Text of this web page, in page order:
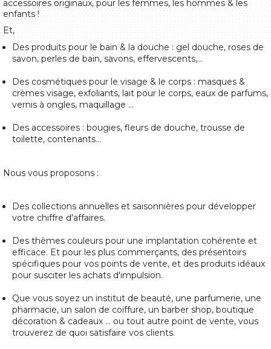
accessoires originaux, pour les femmes, les hommes & les
enfants !
Et,
Des produits pour le bain & la douche : gel douche, roses de
savon, perles de bain, savons, effervescents,...
Des cosmétiques pour le visage & le corps : masques &
crèmes visage, exfoliants, lait pour le corps, eaux de parfums,
vernis à ongles, maquillage …
Des accessoires : bougies, fleurs de douche, trousse de
toilette, contenants...
Nous vous proposons :
Des collections annuelles et saisonnières pour développer
votre chiffre d'affaires.
Des thèmes couleurs pour une implantation cohérente et
efficace. Et pour les plus commerçants, des présentoirs
spécifiques pour vos points de vente, et des produits idéaux
pour susciter les achats d'impulsion.
Que vous soyez un institut de beauté, une parfumerie, une
pharmacie, un salon de coiffure, un barber shop, boutique
décoration & cadeaux … ou tout autre point de vente, vous
trouverez de quoi satisfaire vos clients.